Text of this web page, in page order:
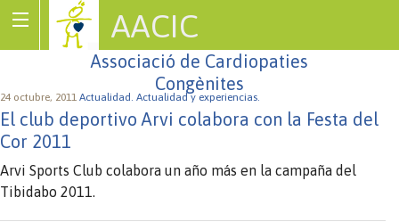
AACIC
Associació de Cardiopaties
Congènites
24 octubre, 2011 Actualidad. Actualidad y experiencias.
El club deportivo Arvi colabora con la Festa del
Cor 2011
Arvi Sports Club colabora un año más en la campaña del
Tibidabo 2011.